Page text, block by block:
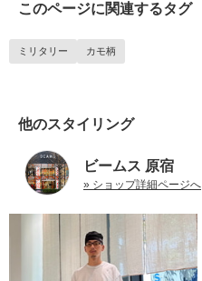
このページに関連するタグ
ミリタリー カモ柄
他のスタイリング
ビームス 原宿
» ショップ詳細ページへ